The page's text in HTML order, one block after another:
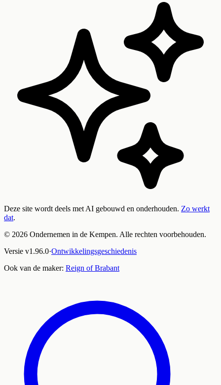
Deze site wordt deels met AI gebouwd en onderhouden. Zo werkt
dat.
© 2026 Ondernemen in de Kempen. Alle rechten voorbehouden.
Versie v1.96.0·Ontwikkelingsgeschiedenis
Ook van de maker: Reign of Brabant